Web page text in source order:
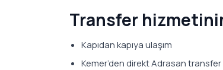
Transfer
Kapıdan kapıya ulaşım
Kemer’den direkt Adrasan transfer